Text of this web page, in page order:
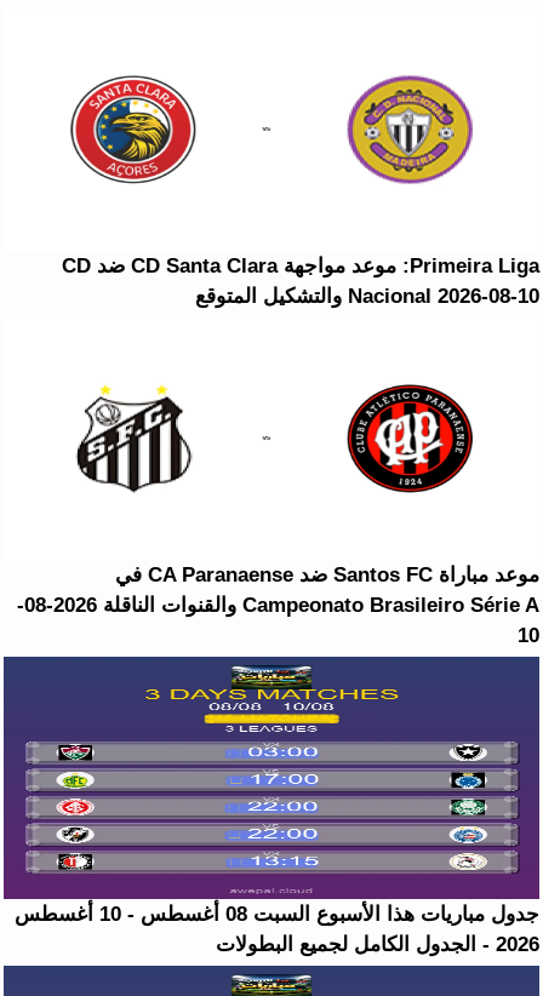
Primeira Liga: موعد مواجهة CD Santa Clara ضد CD
Nacional 2026-08-10 والتشكيل المتوقع
موعد مباراة Santos FC ضد CA Paranaense في
Campeonato Brasileiro Série A والقنوات الناقلة 2026-08-
10
جدول مباريات هذا الأسبوع السبت 08 أغسطس - 10 أغسطس
2026 - الجدول الكامل لجميع البطولات